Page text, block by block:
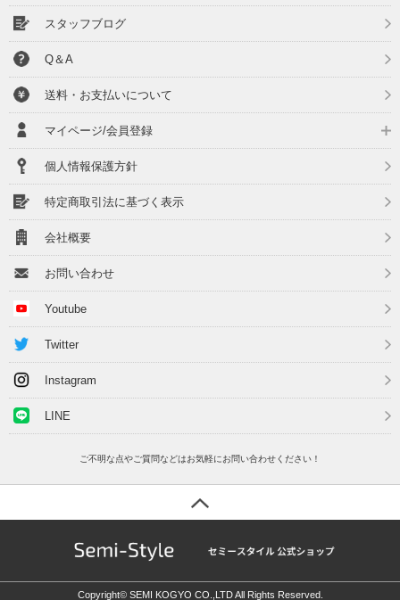
スタッフブログ
Q＆A
送料・お支払いについて
マイページ/会員登録
個人情報保護方針
特定商取引法に基づく表示
会社概要
お問い合わせ
Youtube
Twitter
Instagram
LINE
ご不明な点やご質問などはお気軽にお問い合わせください！
Copyright© SEMI KOGYO CO.,LTD All Rights Reserved.